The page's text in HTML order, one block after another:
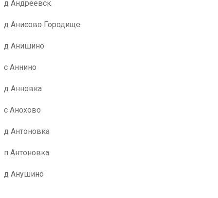
д Андреевск
д Анисово Городище
д Анишино
с Аннино
д Анновка
с Анохово
д Антоновка
п Антоновка
д Анушино